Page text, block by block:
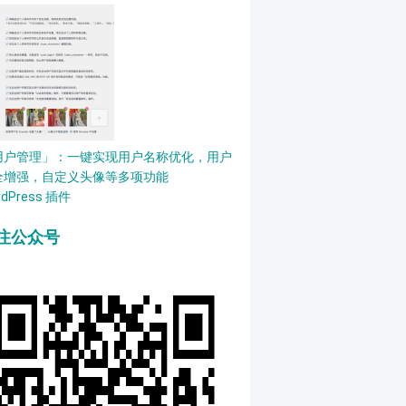
户管理」：一键实现用户名称优化，用户
增强，自定义头像等多项功能
插件
公众号